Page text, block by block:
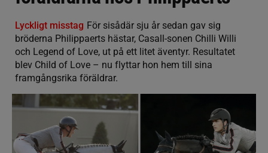
Lyckligt misstag För sisådär sju år sedan gav sig
bröderna Philippaerts hästar, Casall-sonen Chilli Willi
och Legend of Love, ut på ett litet äventyr. Resultatet
blev Child of Love – nu flyttar hon hem till sina
framgångsrika föräldrar.